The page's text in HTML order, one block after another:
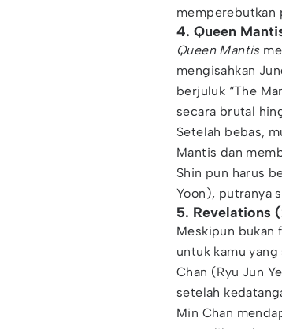
memperebutkan
4. Queen
Queen Mantis
mengisahkan
berjuluk “The
secara brutal
Setelah bebas,
Mantis dan
Shin pun harus
Yoon), putranya
5. Revelations
Meskipun bukan
untuk kamu
Chan (Ryu Jun
setelah
Min Chan